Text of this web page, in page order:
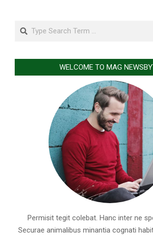
Search
WELCOME TO MAG
Permisit tegit colebat. Hanc inter ne
Securae animalibus minantia cognati